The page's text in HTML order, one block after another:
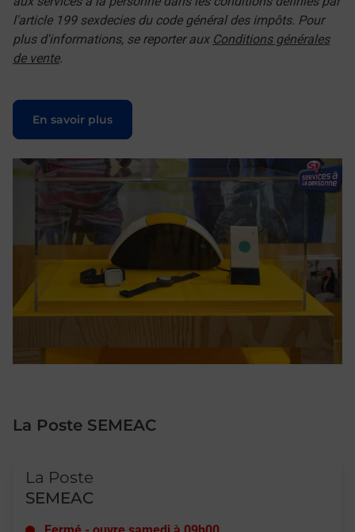
l'article 199 sexdecies du code général des impôts. Pour
plus d'informations, se reporter aux Conditions générales
de vente.
En savoir plus
Le lien s'ouvre dans un nouvel onglet
La Poste SEMEAC
La Poste
SEMEAC